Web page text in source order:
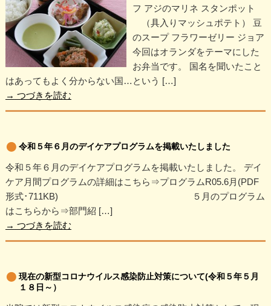
フ アジのマリネ スタンポット
（具入りマッシュポテト） 豆
のスープ フラワーゼリー ジョア
今回はオランダをテーマにした
お弁当です。 国名を聞いたこと
はあってもよく分からない国…という […]
→ つづきを読む
令和５年６月のデイケアプログラムを掲載いたしました
令和５年６月のデイケアプログラムを掲載いたしました。 デイ
ケア月間プログラムの詳細はこちら⇒プログラムR05.6月(PDF
形式･711KB) ５月のプログラム
はこちらから⇒部門紹 […]
→ つづきを読む
現在の新型コロナウイルス感染防止対策について(令和５年５月
１８日～）